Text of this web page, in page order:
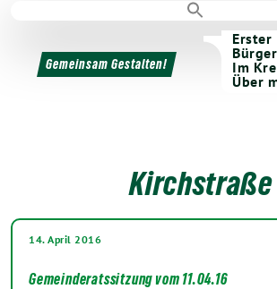
Gemeinsam Gestalten!
Erster
Im
Über
Kirchstraße
14. April 2016
Gemeinderatssitzung vom 11.04.16